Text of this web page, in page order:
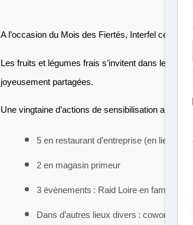
A l’occasion du Mois des Fiertés, Interfel célèbre
Les fruits et légumes frais s’invitent dans les
joyeusement partagées.
Une vingtaine d’actions de sensibilisation
5 en restaurant d’entreprise (en lien
2 en magasin primeur
3 évènements : Raid Loire en famille le
Dans d’autres lieux divers : coworking,